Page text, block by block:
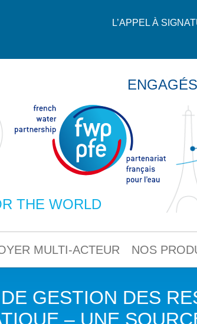
L’APPEL À
THE WORLD
MULTI-ACTEUR NOS
GESTION DES
– UNE